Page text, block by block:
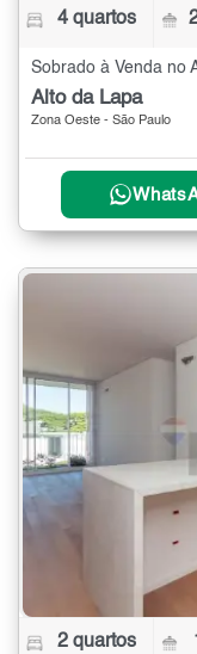
4 quartos
Sobrado à Venda no
Alto da Lapa
Zona Oeste - São Paulo
2 quartos